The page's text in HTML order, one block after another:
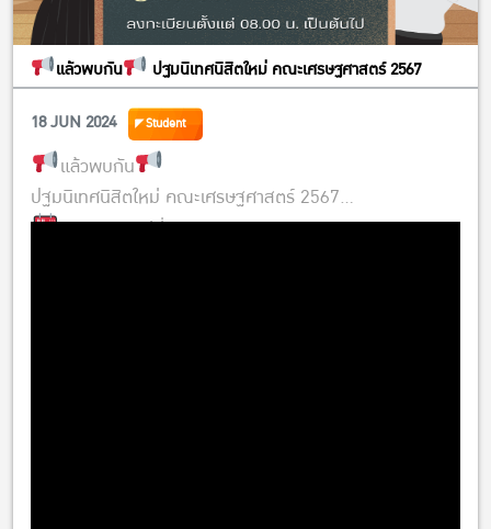
แล้วพบกัน
ปฐมนิเทศนิสิตใหม่ คณะเศรษฐศาสตร์ 2567
18 JUN 2024
Student
แล้วพบกัน
ปฐมนิเทศนิสิตใหม่ คณะเศรษฐศาสตร์ 2567
วันพฤหัสบดีที่ 20 มิถุนายน 2567